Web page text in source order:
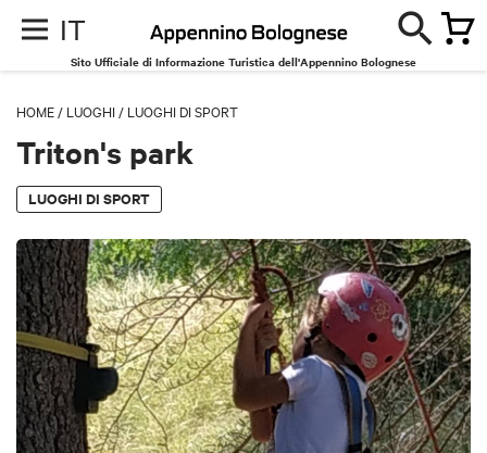
IT
Sito Ufficiale di Informazione Turistica dell'Appennino Bolognese
HOME / LUOGHI / LUOGHI DI SPORT
Triton's park
LUOGHI DI SPORT